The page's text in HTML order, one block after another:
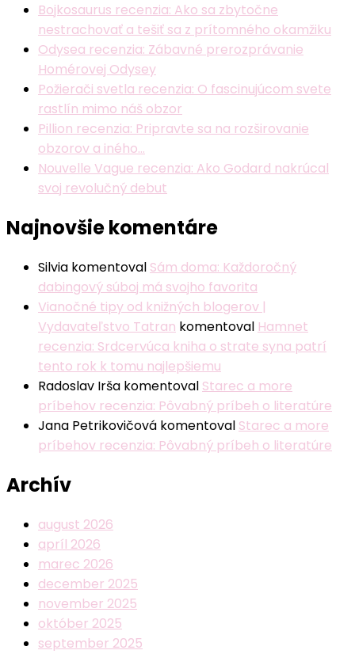
Bojkosaurus recenzia: Ako sa zbytočne
nestrachovať a tešiť sa z prítomného okamžiku
Odysea recenzia: Zábavné prerozprávanie
Homérovej Odysey
Požierači svetla recenzia: O fascinujúcom svete
rastlín mimo náš obzor
Pillion recenzia: Pripravte sa na rozširovanie
obzorov a iného…
Nouvelle Vague recenzia: Ako Godard nakrúcal
svoj revolučný debut
Najnovšie komentáre
Silvia komentoval Sám doma: Každoročný
dabingový súboj má svojho favorita
Vianočné tipy od knižných blogerov |
Vydavateľstvo Tatran komentoval Hamnet
recenzia: Srdcervúca kniha o strate syna patrí
tento rok k tomu najlepšiemu
Radoslav Irša komentoval Starec a more
príbehov recenzia: Pôvabný príbeh o literatúre
Jana Petrikovičová komentoval Starec a more
príbehov recenzia: Pôvabný príbeh o literatúre
Archív
august 2026
apríl 2026
marec 2026
december 2025
november 2025
október 2025
september 2025